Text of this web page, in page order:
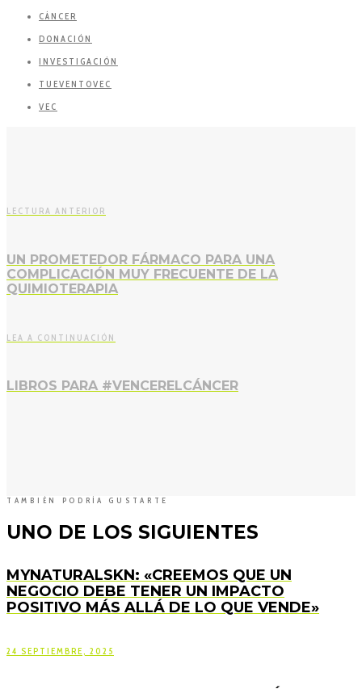
CÁNCER
DONACIÓN
INVESTIGACIÓN
TUEVENTOVEC
VEC
LECTURA ANTERIOR
UN PROMETEDOR FÁRMACO PARA UNA
COMPLICACIÓN MUY FRECUENTE DE LA
QUIMIOTERAPIA
LEA A CONTINUACIÓN
LIBROS PARA #VENCERELCÁNCER
TAMBIÉN PODRÍA GUSTARTE
UNO DE LOS SIGUIENTES
MYNATURALSKN: «CREEMOS QUE UN
NEGOCIO DEBE TENER UN IMPACTO
POSITIVO MÁS ALLÁ DE LO QUE VENDE»
24 SEPTIEMBRE, 2025